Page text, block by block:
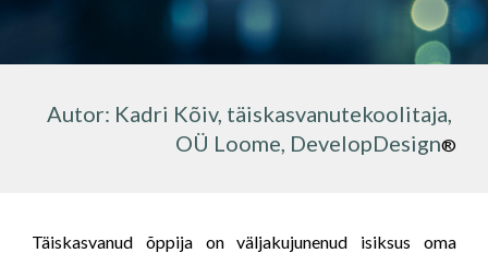
Autor: Kadri Kõiv, täiskasvanutekoolitaja,
OÜ Loome, DevelopDesign®
Täiskasvanud õppija on väljakujunenud isiksus oma